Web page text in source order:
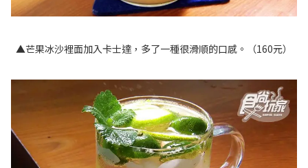
▲芒果冰沙裡面加入卡士達，多了一種很滑順的口感。（160元）